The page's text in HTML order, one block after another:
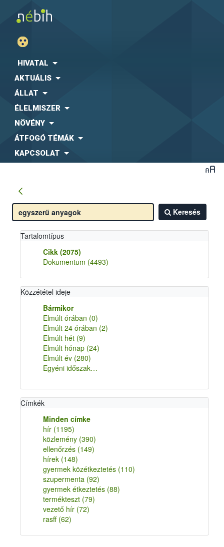
HIVATAL
AKTUÁLIS
ÁLLAT
ÉLELMISZER
NÖVÉNY
ÁTFOGÓ TÉMÁK
KAPCSOLAT
Keresés
Tartalomtípus
Cikk (2075)
Dokumentum (4493)
Közzététel ideje
Bármikor
Elmúlt órában (0)
Elmúlt 24 órában (2)
Elmúlt hét (9)
Elmúlt hónap (24)
Elmúlt év (280)
Egyéni időszak…
Címkék
Minden címke
hír (1195)
közlemény (390)
ellenőrzés (149)
hírek (148)
gyermek közétkeztetés (110)
szupermenta (92)
gyermek étkeztetés (88)
termékteszt (79)
vezető hír (72)
rasff (62)